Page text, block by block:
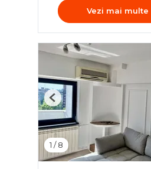
Vezi mai
1 /8
Previous